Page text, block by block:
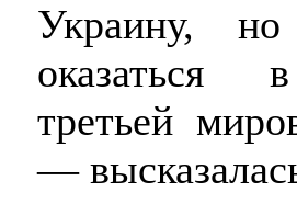
Украину,
оказаться
третьей
—